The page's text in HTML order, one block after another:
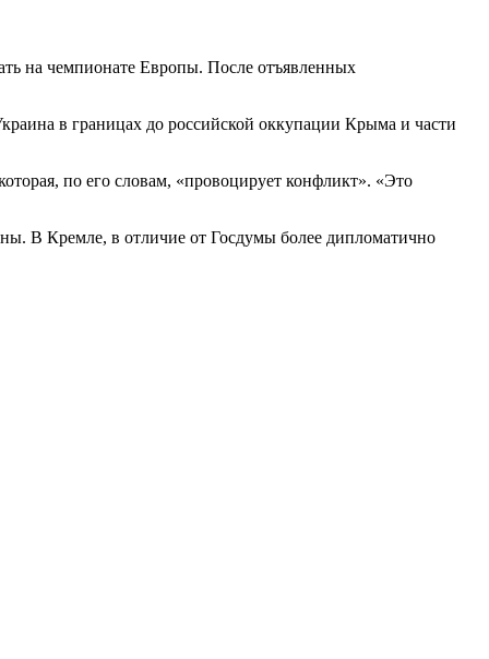
на чемпионате Европы. После отъявленных
в границах до российской оккупации Крыма и части
по его словам, «провоцирует конфликт». «Это
В Кремле, в отличие от Госдумы более дипломатично